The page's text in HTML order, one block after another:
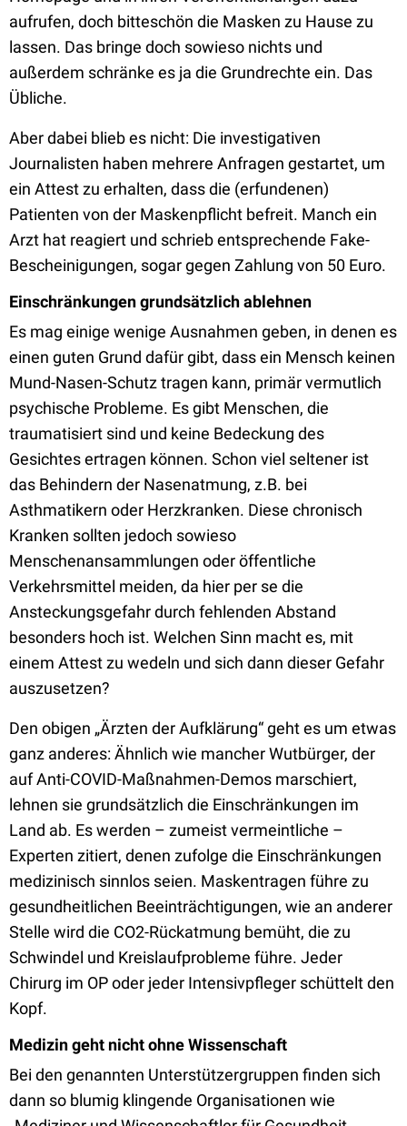
aufrufen, doch bitteschön die Masken zu Hause zu
lassen. Das bringe doch sowieso nichts und
außerdem schränke es ja die Grundrechte ein. Das
Übliche.
Aber dabei blieb es nicht: Die investigativen
Journalisten haben mehrere Anfragen gestartet, um
ein Attest zu erhalten, dass die (erfundenen)
Patienten von der Maskenpflicht befreit. Manch ein
Arzt hat reagiert und schrieb entsprechende Fake-
Bescheinigungen, sogar gegen Zahlung von 50 Euro.
Einschränkungen grundsätzlich ablehnen
Es mag einige wenige Ausnahmen geben, in denen es
einen guten Grund dafür gibt, dass ein Mensch keinen
Mund-Nasen-Schutz tragen kann, primär vermutlich
psychische Probleme. Es gibt Menschen, die
traumatisiert sind und keine Bedeckung des
Gesichtes ertragen können. Schon viel seltener ist
das Behindern der Nasenatmung, z.B. bei
Asthmatikern oder Herzkranken. Diese chronisch
Kranken sollten jedoch sowieso
Menschenansammlungen oder öffentliche
Verkehrsmittel meiden, da hier per se die
Ansteckungsgefahr durch fehlenden Abstand
besonders hoch ist. Welchen Sinn macht es, mit
einem Attest zu wedeln und sich dann dieser Gefahr
auszusetzen?
Den obigen „Ärzten der Aufklärung“ geht es um etwas
ganz anderes: Ähnlich wie mancher Wutbürger, der
auf Anti-COVID-Maßnahmen-Demos marschiert,
lehnen sie grundsätzlich die Einschränkungen im
Land ab. Es werden – zumeist vermeintliche –
Experten zitiert, denen zufolge die Einschränkungen
medizinisch sinnlos seien. Maskentragen führe zu
gesundheitlichen Beeinträchtigungen, wie an anderer
Stelle wird die CO2-Rückatmung bemüht, die zu
Schwindel und Kreislaufprobleme führe. Jeder
Chirurg im OP oder jeder Intensivpfleger schüttelt den
Kopf.
Medizin geht nicht ohne Wissenschaft
Bei den genannten Unterstützergruppen finden sich
dann so blumig klingende Organisationen wie